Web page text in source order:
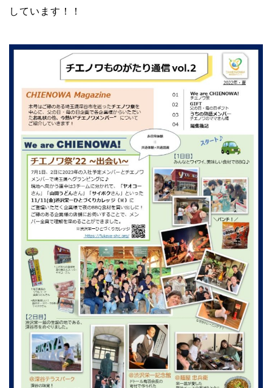
しています！！